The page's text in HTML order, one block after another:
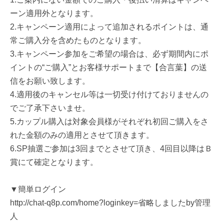
ーン適用外となります。
2.キャンペーン適用によって追加されるポイントは、通
常ご購入分を含めたものとなります。
3.キャンペーン参加をご希望の場合は、必ず期間内にポ
イントの“ご購入”とお客様サポートまで【合言葉】の送
信をお願い致します。
4.適用後のキャンセル等は一切受け付けておりませんの
でご了承下さいませ。
5.カップル購入は対象会員様がそれぞれ初回ご購入をさ
れた金額のみの適用とさせて頂きます。
6.SP抽選ご参加は3回までとさせて頂き、4回目以降はＢ
賞にて確定となります。
▼簡単ログイン
http://chat-q8p.com/home?loginkey=省略しましたby管理
人